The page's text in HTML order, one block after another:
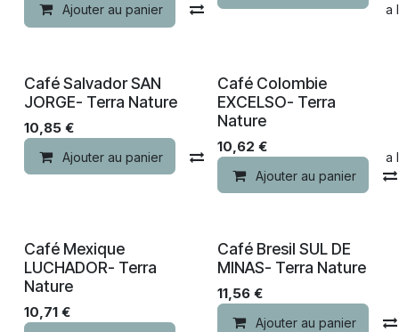
Ajouter au panier Comparer Ajouter à la
Nouveau !
Café Salvador SAN
JORGE- Terra Nature
10,85 €
Ajouter au panier Comparer Ajouter à la
Nouveau !
Café Colombie
EXCELSO- Terra
Nature
10,62 €
Ajouter au panier
Nouveau !
Café Mexique
LUCHADOR- Terra
Nature
10,71 €
Nouveau !
Café Bresil SUL DE
MINAS- Terra Nature
11,56€
Ajouter au panier